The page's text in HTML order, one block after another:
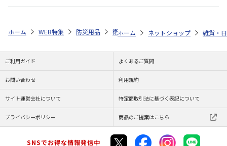
ホーム WEB特集 防災用品 衛生品 無水ハミガキセット
ホーム ネットショップ 雑貨・
ご利用ガイド よくあるご質問
お問い合わせ 利用規約
サイト運営会社について 特定商取引法に基づく表記について
プライバシーポリシー 商品のご提案はこちら
SNSでお得な情報発信中